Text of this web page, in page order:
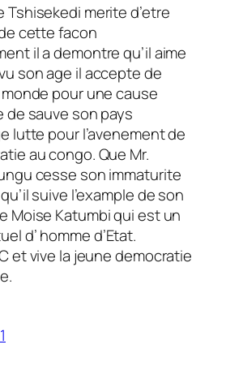
Tshisekedi merite d’etre
cette facon
il a demontre qu’il aime
son age il accepte de
pour une cause
de sauve son pays
lutte pour l’avenement de
au congo. Que Mr.
cesse son immaturite
suive l’example de son
Moise Katumbi qui est un
d’ homme d’Etat.
et vive la jeune democratie